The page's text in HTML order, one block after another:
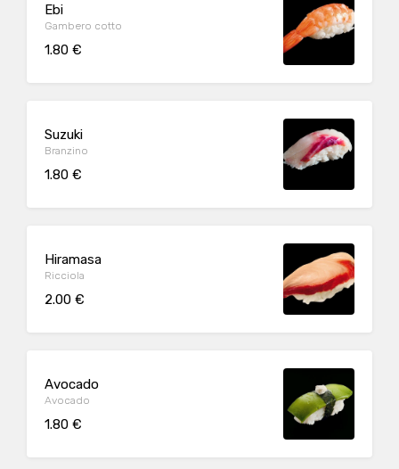
Ebi
Gambero cotto
1.80 €
Suzuki
Branzino
1.80 €
Hiramasa
Ricciola
2.00 €
Avocado
Avocado
1.80 €